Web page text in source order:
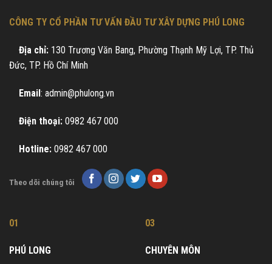
CÔNG TY CỔ PHẦN TƯ VẤN ĐẦU TƯ XÂY DỰNG PHÚ LONG
Địa chỉ: 130 Trương Văn Bang, Phường Thạnh Mỹ Lợi, TP. Thủ
Đức, TP. Hồ Chí Minh
Email: admin@phulong.vn
Điện thoại: 0982 467 000
Hotline: 0982 467 000
Theo dõi chúng tôi
01
PHÚ LONG
03
CHUYÊN MÔN